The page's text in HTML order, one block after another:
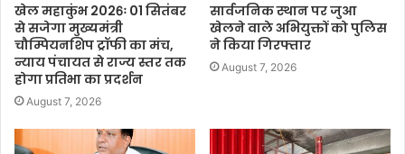
खेल महाकुंभ 2026ः 01 सितंबर
से सजेगा मुख्यमंत्री
चौम्पियनशिप ट्रॉफी का मंच,
न्याय पंचायत से राज्य स्तर तक
होगा प्रतिभा का प्रदर्शन
August 7, 2026
सार्वजनिक स्थान पर जुआ
खेलने वाले अभियुक्तों को पुलिस
ने किया गिरफ्तार
August 7, 2026